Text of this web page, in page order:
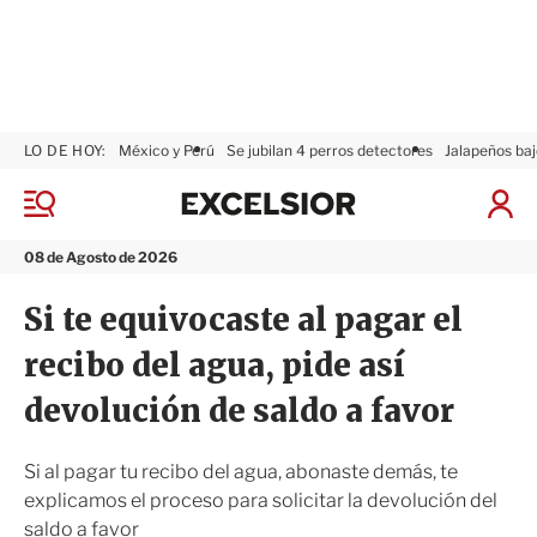
M
n
08 de Agosto de 2026
LO DE HOY: México y Perú Se jubilan 4 perros detectores Jalapeños
I
x
i
r
Si te equivocaste al pagar el
recibo del agua, pide así
devolución de saldo a favor
Si al pagar tu recibo del agua, abonaste demás, te
explicamos el proceso para solicitar la devolución del
saldo a favor